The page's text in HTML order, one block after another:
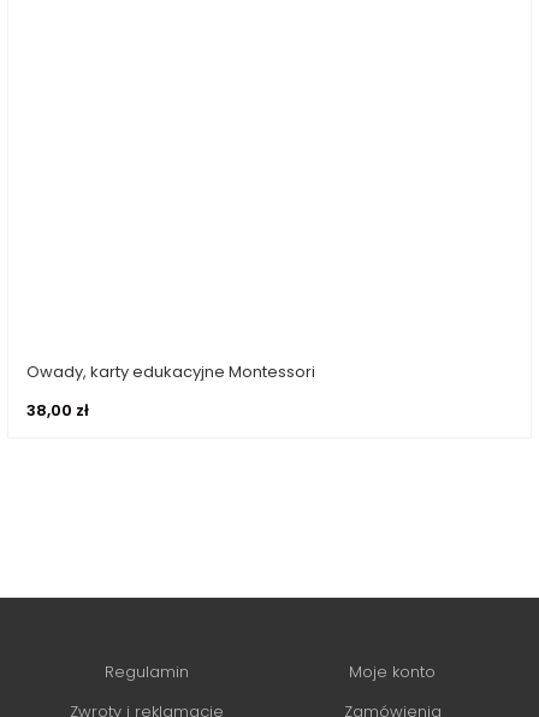
Dodaj do koszyka
Owady, karty edukacyjne Montessori
38,00 zł
Regulamin
Zwroty i reklamacje
Moje konto
Zamówienia